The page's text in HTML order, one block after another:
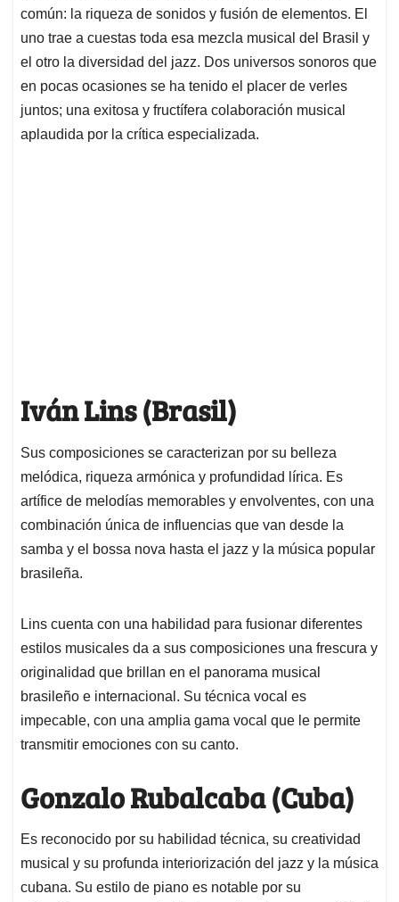
común: la riqueza de sonidos y fusión de elementos. El
uno trae a cuestas toda esa mezcla musical del Brasil y
el otro la diversidad del jazz. Dos universos sonoros que
en pocas ocasiones se ha tenido el placer de verles
juntos; una exitosa y fructífera colaboración musical
aplaudida por la crítica especializada.
Iván Lins (Brasil)
Sus composiciones se caracterizan por su belleza
melódica, riqueza armónica y profundidad lírica. Es
artífice de melodías memorables y envolventes, con una
combinación única de influencias que van desde la
samba y el bossa nova hasta el jazz y la música popular
brasileña.
Lins cuenta con una habilidad para fusionar diferentes
estilos musicales da a sus composiciones una frescura y
originalidad que brillan en el panorama musical
brasileño e internacional. Su técnica vocal es
impecable, con una amplia gama vocal que le permite
transmitir emociones con su canto.
Gonzalo Rubalcaba (Cuba)
Es reconocido por su habilidad técnica, su creatividad
musical y su profunda interiorización del jazz y la música
cubana. Su estilo de piano es notable por su